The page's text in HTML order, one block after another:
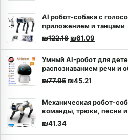
AI робот-собака с
приложением и танцами
₪122.18 ₪61.09
Умный AI-робот для
распознаванием речи и
₪77.95 Первоначальная
₪45.21
Механическая робот-
команды, трюки, песни
₪41.34